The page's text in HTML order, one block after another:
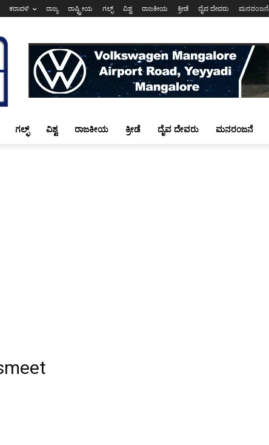
ಕರಾವಳಿ ರಾಜ್ಯ ರಾಷ್ಟ್ರೀಯ ಗಲ್ಫ್ ವಿಶ್ವ ರಾಜಕೀಯ ಕ್ರೀಡೆ ದೈವ ದೇವರು ಮನರಂಜನೆ
ಗಲ್ಫ್ ವಿಶ್ವ ರಾಜಕೀಯ ಕ್ರೀಡೆ ದೈವ ದೇವರು ಮನರಂಜನೆ